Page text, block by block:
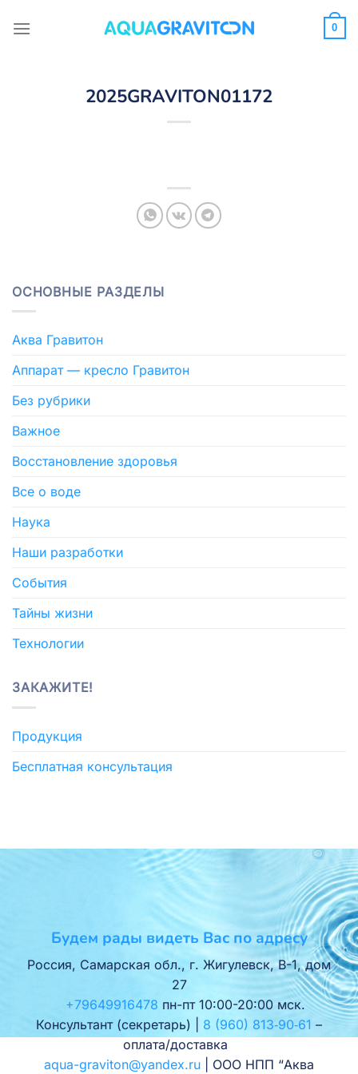
0
2025GRAVITON01172
ОСНОВНЫЕ РАЗДЕЛЫ
Аква Гравитон
Аппарат — кресло Гравитон
Без рубрики
Важное
Восстановление здоровья
Все о воде
Наука
Наши разработки
События
Тайны жизни
Технологии
ЗАКАЖИТЕ!
Продукция
Бесплатная консультация
Будем рады видеть Вас по адресу
Россия, Самарская обл., г. Жигулевск, В-1, дом
27
+79649916478 пн-пт 10:00-20:00 мск.
Консультант (секретарь) | 8 (960) 813‑90‑61 –
оплата/доставка
aqua-graviton@yandex.ru | ООО НПП “Аква